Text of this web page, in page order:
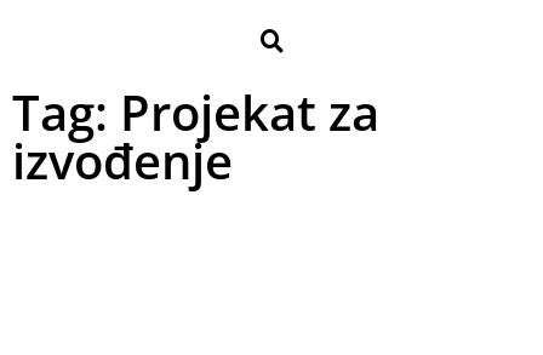
Tag: Projekat za
izvođenje